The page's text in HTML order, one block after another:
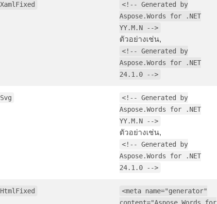
XamlFixed
<!-- Generated by
Aspose.Words for .NET
YY.M.N -->
ตัวอย่างเช่น,
<!-- Generated by
Aspose.Words for .NET
24.1.0 -->
Svg
<!-- Generated by
Aspose.Words for .NET
YY.M.N -->
ตัวอย่างเช่น,
<!-- Generated by
Aspose.Words for .NET
24.1.0 -->
HtmlFixed
<meta name="generator"